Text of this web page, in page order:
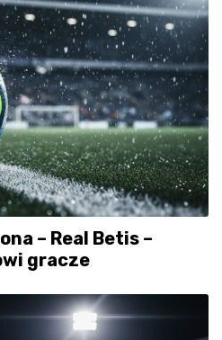
– Real Betis –
gracze